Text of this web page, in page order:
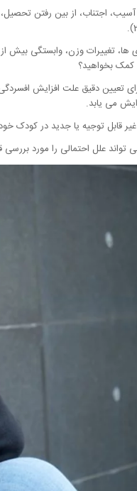
اجتناب، از بین رفتن
ها، تغییرات وزن، وابستگی بیش
کمک بخواهید؟
دقیق علت افزایش افسردگی
می یابد.
غیر قابل توجیه یا جدید در
تواند علل احتمالی را مورد